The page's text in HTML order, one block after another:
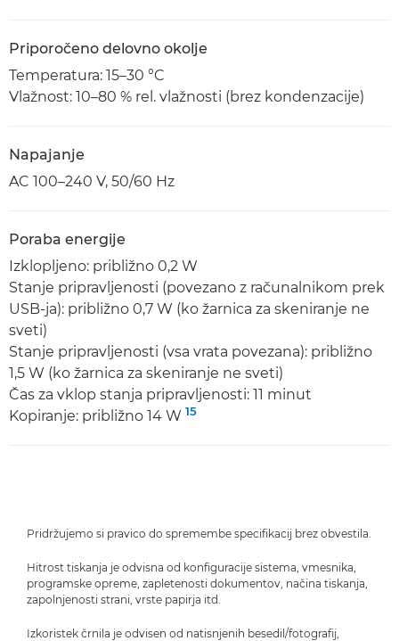
Priporočeno delovno okolje
Temperatura: 15–30 °C
Vlažnost: 10–80 % rel. vlažnosti (brez kondenzacije)
Napajanje
AC 100–240 V, 50/60 Hz
Poraba energije
Izklopljeno: približno 0,2 W
Stanje pripravljenosti (povezano z računalnikom prek
USB-ja): približno 0,7 W (ko žarnica za skeniranje ne
sveti)
Stanje pripravljenosti (vsa vrata povezana): približno
1,5 W (ko žarnica za skeniranje ne sveti)
Čas za vklop stanja pripravljenosti: 11 minut
Kopiranje: približno 14 W 15
Pridržujemo si pravico do spremembe specifikacij brez obvestila.
Hitrost tiskanja je odvisna od konfiguracije sistema, vmesnika,
programske opreme, zapletenosti dokumentov, načina tiskanja,
zapolnjenosti strani, vrste papirja itd.
Izkoristek črnila je odvisen od natisnjenih besedil/fotografij,